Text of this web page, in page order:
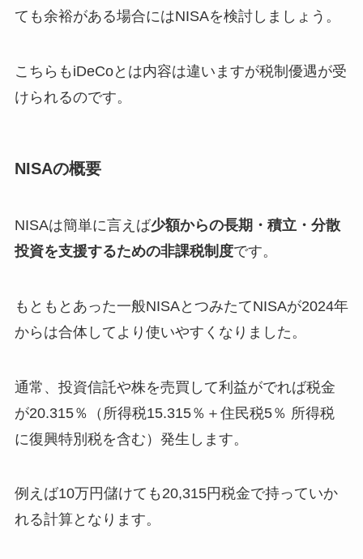
ても余裕がある場合にはNISAを検討しましょう。
こちらもiDeCoとは内容は違いますが税制優遇が受
けられるのです。
NISAの概要
NISAは簡単に言えば少額からの長期・積立・分散
投資を支援するための非課税制度です。
もともとあった一般NISAとつみたてNISAが2024年
からは合体してより使いやすくなりました。
通常、投資信託や株を売買して利益がでれば税金
が20.315％（所得税15.315％＋住民税5％ 所得税
に復興特別税を含む）発生します。
例えば10万円儲けても20,315円税金で持っていか
れる計算となります。